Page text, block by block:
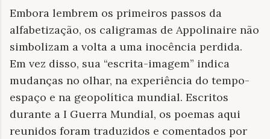
Embora lembrem os primeiros passos da
alfabetização, os caligramas de Appolinaire não
simbolizam a volta a uma inocência perdida.
Em vez disso, sua “escrita-imagem” indica
mudanças no olhar, na experiência do tempo-
espaço e na geopolítica mundial. Escritos
durante a I Guerra Mundial, os poemas aqui
reunidos foram traduzidos e comentados por